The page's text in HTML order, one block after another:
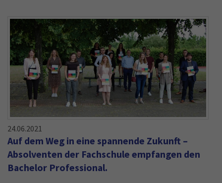
24.06.2021
Auf dem Weg in eine spannende Zukunft –
Absolventen der Fachschule empfangen den
Bachelor Professional.